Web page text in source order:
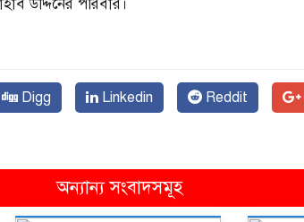
উদ্দিনের পরিবার।
Digg Linkedin Reddit
অন্যান্য সংবাদসমূহ